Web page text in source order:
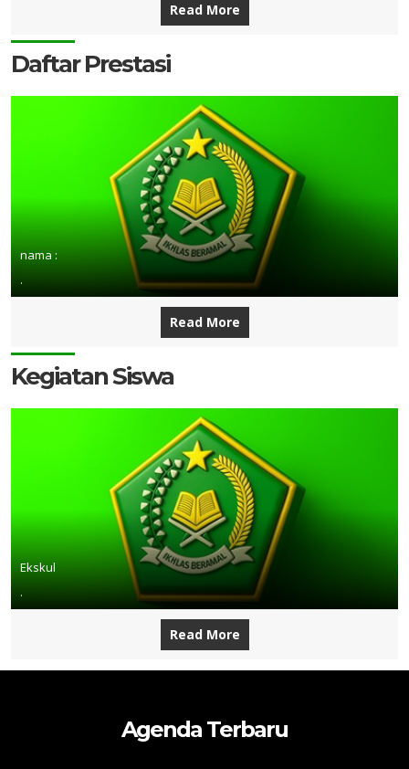
Read More
Daftar Prestasi
nama :
.
Read More
Kegiatan Siswa
Ekskul
.
Read More
Agenda Terbaru